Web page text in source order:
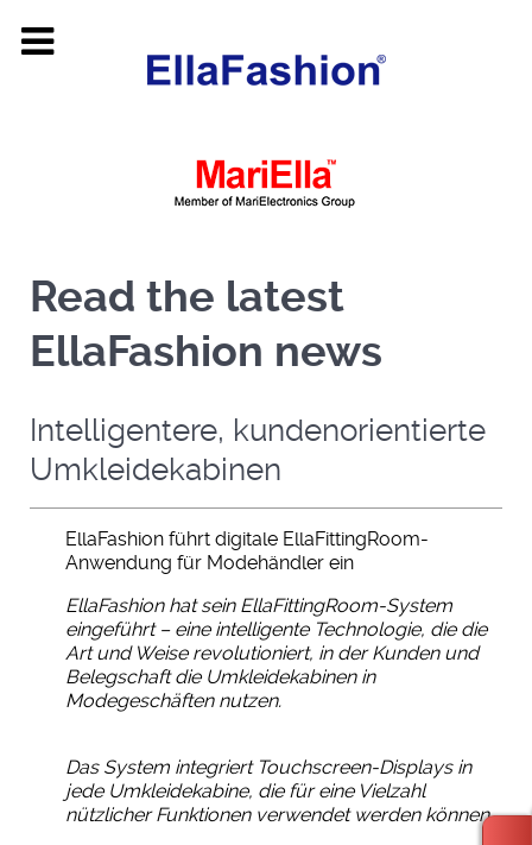
Read the latest
EllaFashion news
Intelligentere, kundenorientierte
Umkleidekabinen
EllaFashion führt digitale EllaFittingRoom-
Anwendung für Modehändler ein
EllaFashion hat sein EllaFittingRoom-System
eingeführt – eine intelligente Technologie, die die
Art und Weise revolutioniert, in der Kunden und
Belegschaft die Umkleidekabinen in
Modegeschäften nutzen.
Das System integriert Touchscreen-Displays in
jede Umkleidekabine, die für eine Vielzahl
nützlicher Funktionen verwendet werden können.